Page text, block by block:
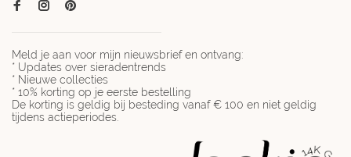
Meld je aan voor mijn nieuwsbrief en ontvang:
* Updates over sieradentrends
* Nieuwe collecties
* 10% korting op je eerste bestelling
De korting is geldig bij besteding vanaf € 100 en niet geldig
tijdens actieperiodes.